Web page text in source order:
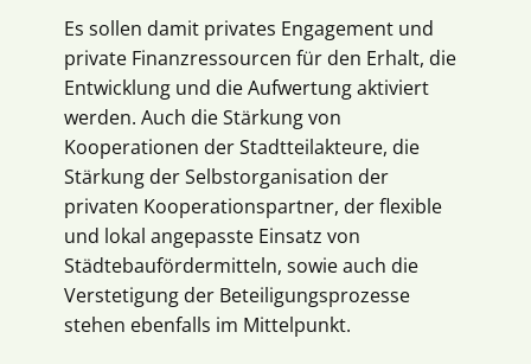
Es sollen damit privates Engagement und
private Finanzressourcen für den Erhalt, die
Entwicklung und die Aufwertung aktiviert
werden. Auch die Stärkung von
Kooperationen der Stadtteilakteure, die
Stärkung der Selbstorganisation der
privaten Kooperationspartner, der flexible
und lokal angepasste Einsatz von
Städtebaufördermitteln, sowie auch die
Verstetigung der Beteiligungsprozesse
stehen ebenfalls im Mittelpunkt.